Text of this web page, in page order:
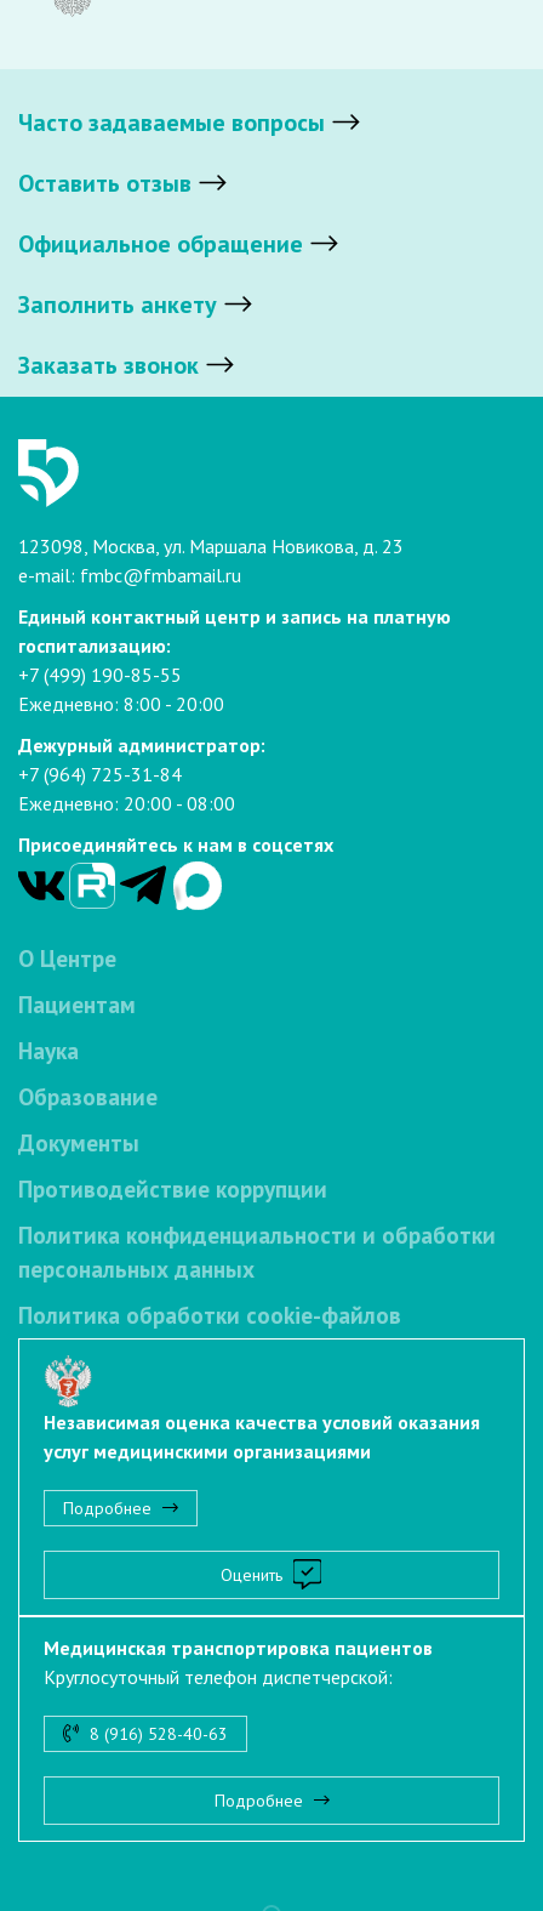
Часто задаваемые вопросы
Оставить отзыв
Официальное обращение
Заполнить анкету
Заказать звонок
123098, Москва, ул. Маршала Новикова, д. 23
e-mail: fmbc@fmbamail.ru
Единый контактный центр и запись на платную
госпитализацию:
+7 (499) 190-85-55
Ежедневно: 8:00 - 20:00
Дежурный администратор:
+7 (964) 725-31-84
Ежедневно: 20:00 - 08:00
Присоединяйтесь к нам в соцсетях
О Центре
Пациентам
Наука
Образование
Документы
Противодействие коррупции
Политика конфиденциальности и обработки
персональных данных
Политика обработки cookie-файлов
Независимая оценка качества условий оказания
услуг медицинскими организациями
Подробнее
Оценить
Медицинская транспортировка пациентов
Круглосуточный телефон диспетчерской:
8 (916) 528-40-63
Подробнее